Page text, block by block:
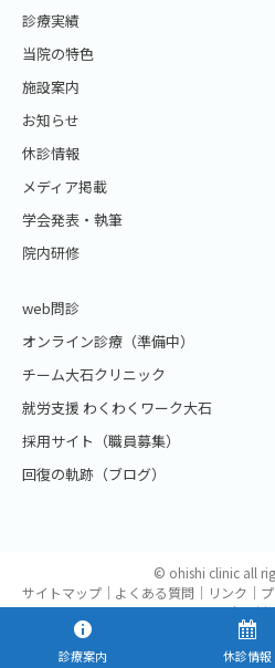
診療実績
当院の特色
施設案内
お知らせ
休診情報
メディア掲載
学会発表・執筆
院内研修
web問診
オンライン診療（準備中）
チーム大石クリニック
就労支援 わくわくワーク大石
採用サイト（職員募集）
回復の軌跡（ブログ）
© ohishi clinic all
サイトマップ ｜ よくある質問 ｜ リンク ｜
ジご利用について｜取材
診療案内 休診情報